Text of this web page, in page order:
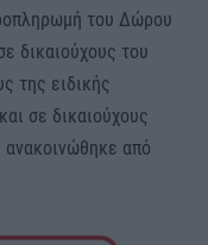
του Δώρου
δικαιούχους του
της ειδικής
σε δικαιούχους
ανακοινώθηκε από